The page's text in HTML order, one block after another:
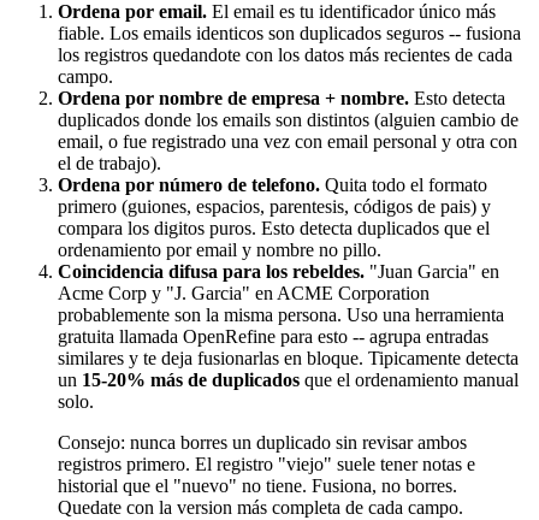
Ordena por email. El email es tu identificador único más
fiable. Los emails identicos son duplicados seguros -- fusiona
los registros quedandote con los datos más recientes de cada
campo.
Ordena por nombre de empresa + nombre. Esto detecta
duplicados donde los emails son distintos (alguien cambio de
email, o fue registrado una vez con email personal y otra con
el de trabajo).
Ordena por número de telefono. Quita todo el formato
primero (guiones, espacios, parentesis, códigos de pais) y
compara los digitos puros. Esto detecta duplicados que el
ordenamiento por email y nombre no pillo.
Coincidencia difusa para los rebeldes. "Juan Garcia" en
Acme Corp y "J. Garcia" en ACME Corporation
probablemente son la misma persona. Uso una herramienta
gratuita llamada OpenRefine para esto -- agrupa entradas
similares y te deja fusionarlas en bloque. Tipicamente detecta
un 15-20% más de duplicados que el ordenamiento manual
solo.
Consejo: nunca borres un duplicado sin revisar ambos
registros primero. El registro "viejo" suele tener notas e
historial que el "nuevo" no tiene. Fusiona, no borres.
Quedate con la version más completa de cada campo.